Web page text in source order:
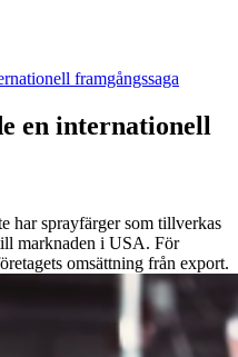
framgångssaga
en internationell
har sprayfärger som tillverkas
marknaden i USA. För
omsättning från export.